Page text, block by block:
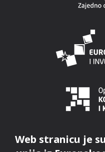
Web stranicu je